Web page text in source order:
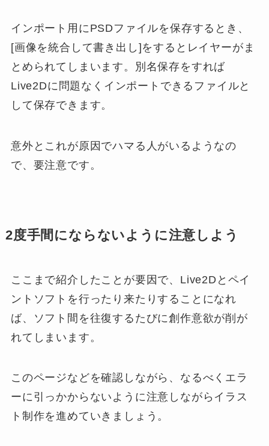
インポート用にPSDファイルを保存するとき、
[画像を統合して書き出し]をするとレイヤーがま
とめられてしまいます。別名保存をすれば
Live2Dに問題なくインポートできるファイルと
して保存できます。
意外とこれが原因でハマる人がいるようなの
で、要注意です。
2度手間にならないように注意しよう
ここまで紹介したことが要因で、Live2Dとペイ
ントソフトを行ったり来たりすることになれ
ば、ソフト間を往復するたびに創作意欲が削が
れてしまいます。
このページなどを確認しながら、なるべくエラ
ーに引っかからないように注意しながらイラス
ト制作を進めていきましょう。